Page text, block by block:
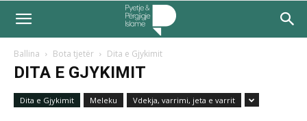
Ballina Bota tjetër Dita e Gjykimit
DITA E GJYKIMIT
Dita e Gjykimit Meleku Vdekja, varrimi, jeta e varrit